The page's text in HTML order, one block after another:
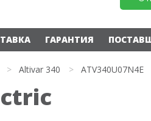
ГАРАНТИЯ
> Altivar 340 > ATV340U07N4E